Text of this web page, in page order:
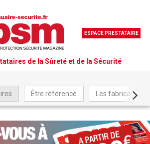
ESPACE PRESTATAIRE
de la Sûreté et de la Sécurité
Être référencé Les fabricants